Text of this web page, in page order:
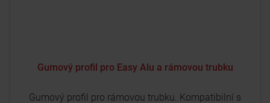
Gumový profil pro Easy Alu a rámovou trubku
Gumový profil pro rámovou trubku. Kompatibilní s